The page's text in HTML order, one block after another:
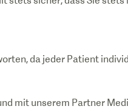
da jeder Patient
mit unserem Partner